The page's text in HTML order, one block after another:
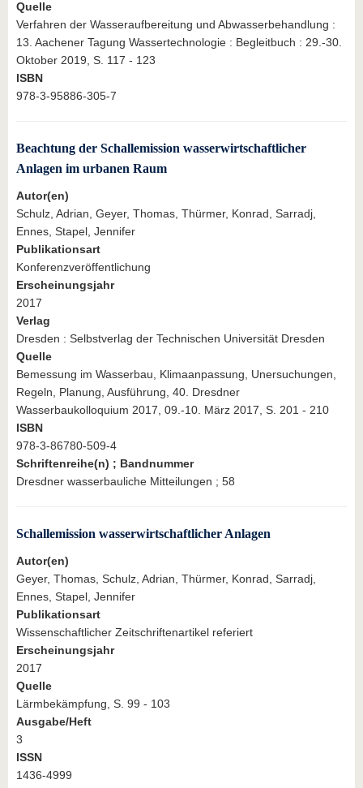
Quelle
Verfahren der Wasseraufbereitung und Abwasserbehandlung :
13. Aachener Tagung Wassertechnologie : Begleitbuch : 29.-30.
Oktober 2019, S. 117 - 123
ISBN
978-3-95886-305-7
Beachtung der Schallemission wasserwirtschaftlicher
Anlagen im urbanen Raum
Autor(en)
Schulz, Adrian, Geyer, Thomas, Thürmer, Konrad, Sarradj,
Ennes, Stapel, Jennifer
Publikationsart
Konferenzveröffentlichung
Erscheinungsjahr
2017
Verlag
Dresden : Selbstverlag der Technischen Universität Dresden
Quelle
Bemessung im Wasserbau, Klimaanpassung, Unersuchungen,
Regeln, Planung, Ausführung, 40. Dresdner
Wasserbaukolloquium 2017, 09.-10. März 2017, S. 201 - 210
ISBN
978-3-86780-509-4
Schriftenreihe(n) ; Bandnummer
Dresdner wasserbauliche Mitteilungen ; 58
Schallemission wasserwirtschaftlicher Anlagen
Autor(en)
Geyer, Thomas, Schulz, Adrian, Thürmer, Konrad, Sarradj,
Ennes, Stapel, Jennifer
Publikationsart
Wissenschaftlicher Zeitschriftenartikel referiert
Erscheinungsjahr
2017
Quelle
Lärmbekämpfung, S. 99 - 103
Ausgabe/Heft
3
ISSN
1436-4999